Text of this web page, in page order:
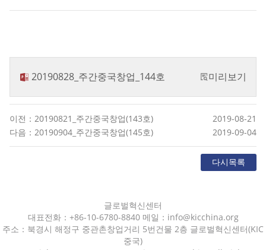
20190828_주간중국창업_144호 미리보기
이전：20190821_주간중국창업(143호)
2019-08-21
다음：20190904_주간중국창업(145호)
2019-09-04
다시목록
글로벌혁신센터
대표전화：+86-10-6780-8840 메일：info@kicchina.org
주소：북경시 해정구 중관촌창업거리 5번건물 2층 글로벌혁신센터(KIC
중국)